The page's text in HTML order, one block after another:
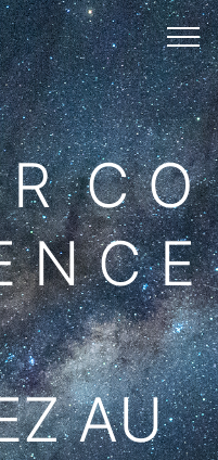
R C O
N C E
AU